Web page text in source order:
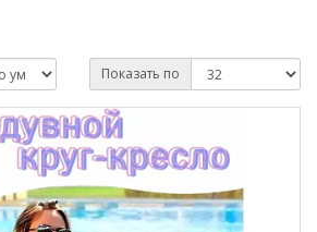
Показать по